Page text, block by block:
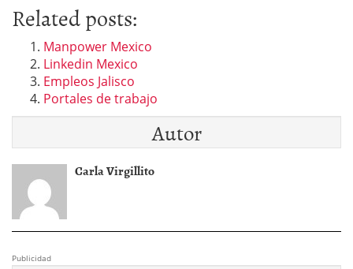
Related posts:
Manpower Mexico
Linkedin Mexico
Empleos Jalisco
Portales de trabajo
Autor
Carla Virgillito
Publicidad